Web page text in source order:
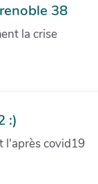
38
la crise
:)
l'après covid19